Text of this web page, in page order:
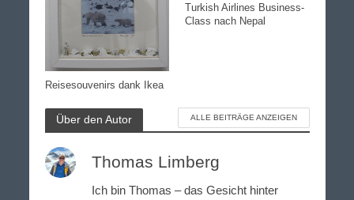
Reisesouvenirs dank Ikea
Turkish Airlines Business-
Class nach Nepal
Über den Autor ALLE BEITRÄGE ANZEIGEN
Thomas Limberg
Ich bin Thomas – das Gesicht hinter